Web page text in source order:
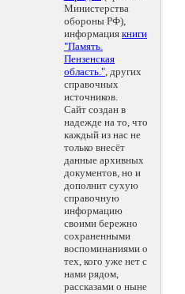
Министерства
обороны РФ),
информация книги
"Память.
Пензенская
область.", других
справочных
источников.
Сайт создан в
надежде на то, что
каждый из нас не
только внесёт
данные архивных
документов, но и
дополнит сухую
справочную
информацию
своими бережно
сохраненными
воспоминаниями о
тех, кого уже нет с
нами рядом,
рассказами о ныне